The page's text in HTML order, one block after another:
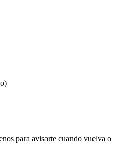
para avisarte cuando vuelva o